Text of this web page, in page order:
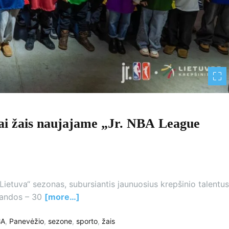
žais naujajame „Jr. NBA League
sezonas, subursiantis jaunuosius krepšinio talentus
– 30 [more…]
, Panevėžio, sezone, sporto, žais